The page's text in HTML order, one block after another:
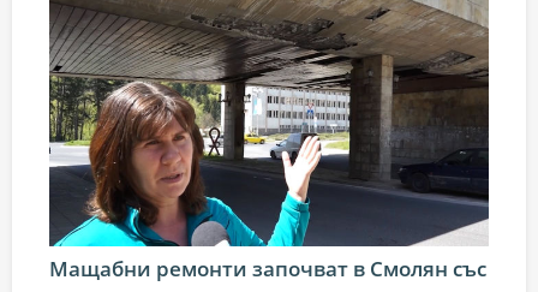
Мащабни ремонти започват в Смолян със